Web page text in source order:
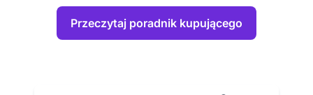
Przeczytaj poradnik kupującego